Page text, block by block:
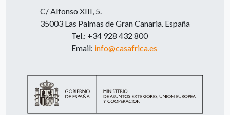
C/ Alfonso XIII, 5.
35003 Las Palmas de Gran Canaria. España
Tel.: +34 928 432 800
Email: info@casafrica.es